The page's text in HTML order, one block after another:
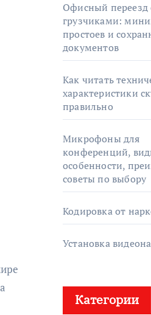
Офисный переезд
грузчиками:
простоев и
документов
Как читать
характеристики
правильно
Микрофоны для
конференций,
особенности,
советы по выбору
Кодировка от
Установка
Категории